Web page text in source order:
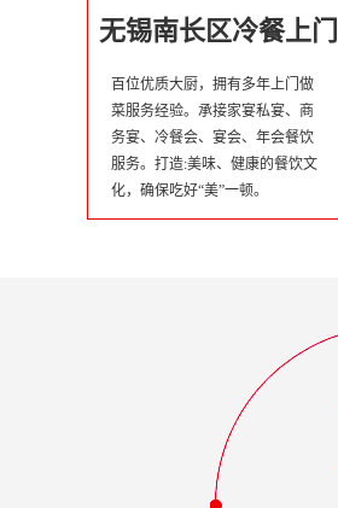
无锡南长区冷餐上门
百位优质大厨，拥有多年上门做
菜服务经验。承接家宴私宴、商
务宴、冷餐会、宴会、年会餐饮
服务。打造:美味、健康的餐饮文
化，确保吃好“美”一顿。